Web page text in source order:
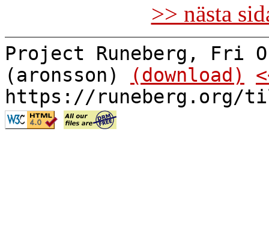
>> nästa
Project Runeberg, Fri
(aronsson)
(download)
https://runeberg.org/